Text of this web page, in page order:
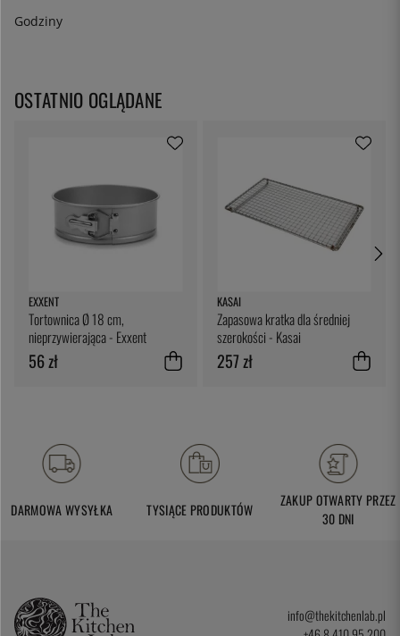
Godziny
OSTATNIO OGLĄDANE
EXXENT
Tortownica Ø 18 cm,
nieprzywierająca - Exxent
56 zł
KASAI
Zapasowa kratka dla średniej
szerokości - Kasai
257 zł
DARMOWA WYSYŁKA TYSIĄCE PRODUKTÓW
ZAKUP OTWARTY PRZEZ
30 DNI
info@thekitchenlab.pl